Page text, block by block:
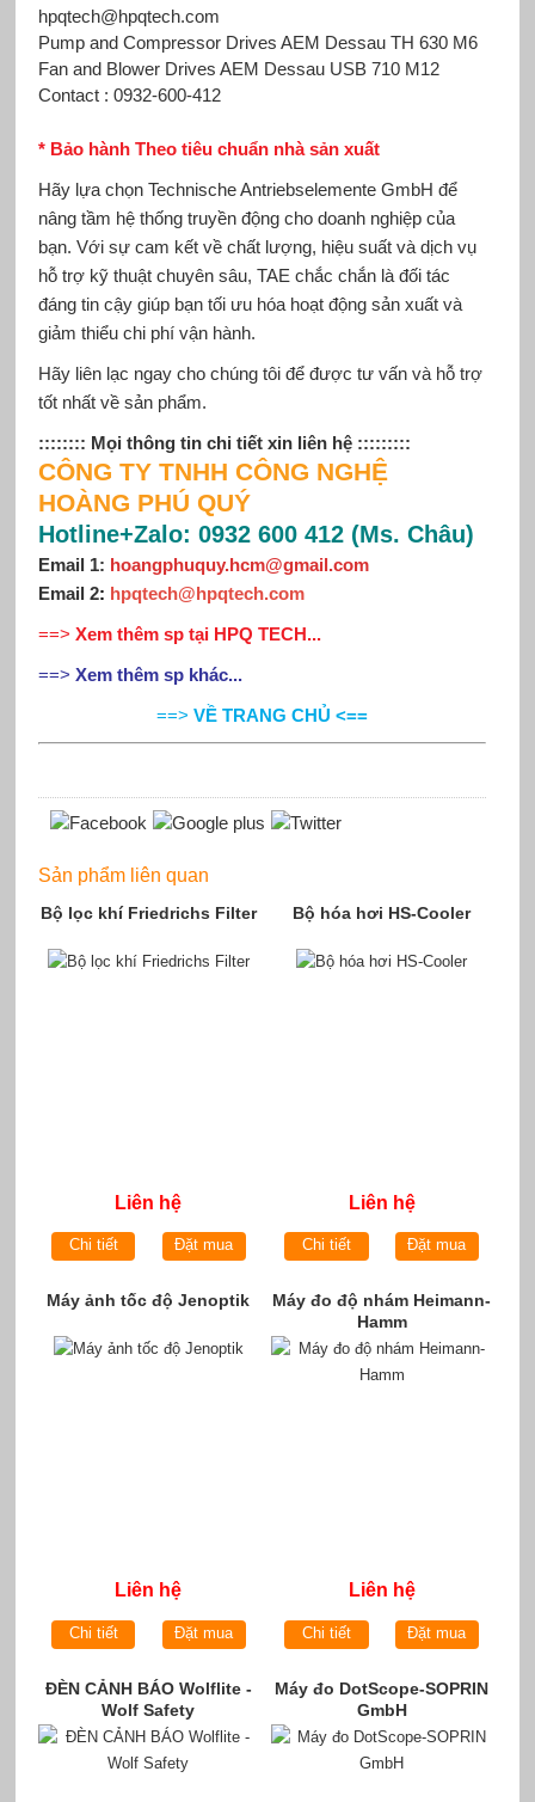
hpqtech@hpqtech.com
Pump and Compressor Drives AEM Dessau TH 630 M6
Fan and Blower Drives AEM Dessau USB 710 M12
Contact : 0932-600-412
* Bảo hành Theo tiêu chuẩn nhà sản xuất
Hãy lựa chọn Technische Antriebselemente GmbH để
nâng tầm hệ thống truyền động cho doanh nghiệp của
bạn. Với sự cam kết về chất lượng, hiệu suất và dịch vụ
hỗ trợ kỹ thuật chuyên sâu, TAE chắc chắn là đối tác
đáng tin cậy giúp bạn tối ưu hóa hoạt động sản xuất và
giảm thiểu chi phí vận hành.
Hãy liên lạc ngay cho chúng tôi để được tư vấn và hỗ trợ
tốt nhất về sản phẩm.
:::::::: Mọi thông tin chi tiết xin liên hệ :::::::::
CÔNG TY TNHH CÔNG NGHỆ
HOÀNG PHÚ QUÝ
Hotline+Zalo: 0932 600 412 (Ms. Châu)
Email 1: hoangphuquy.hcm@gmail.com
Email 2: hpqtech@hpqtech.com
==> Xem thêm sp tại HPQ TECH...
==> Xem thêm sp khác...
==> VỀ TRANG CHỦ <==
Sản phẩm liên quan
Bộ lọc khí Friedrichs Filter
Liên hệ
Chi tiết Đặt mua
Bộ hóa hơi HS-Cooler
Liên hệ
Chi tiết Đặt mua
Máy ảnh tốc độ Jenoptik
Liên hệ
Chi tiết Đặt mua
Máy đo độ nhám Heimann-
Hamm
Liên hệ
Chi tiết Đặt mua
ĐÈN CẢNH BÁO Wolflite -
Wolf Safety
Máy đo DotScope-SOPRIN
GmbH